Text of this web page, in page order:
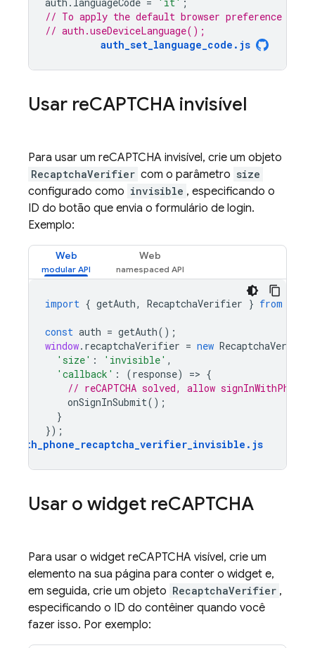
// To apply the default browser preference
// auth.useDeviceLanguage();
auth_set_language_code.js
Usar reCAPTCHA invisível
Para usar um reCAPTCHA invisível, crie um objeto
RecaptchaVerifier com o parâmetro size
configurado como invisible , especificando o
ID do botão que envia o formulário de login.
Exemplo:
Web Web
import { getAuth, RecaptchaVerifier } from
const auth = getAuth();
window. recaptchaVerifier = new RecaptchaVerifier
'size' : 'invisible' ,
'callback' : (response) => {
// reCAPTCHA solved, allow
onSignInSubmit();
}
});
auth_phone_recaptcha_verifier_invisible . js
Usar o widget reCAPTCHA
Para usar o widget reCAPTCHA visível, crie um
elemento na sua página para conter o widget e,
em seguida, crie um objeto RecaptchaVerifier ,
especificando o ID do contêiner quando você
fazer isso. Por exemplo: